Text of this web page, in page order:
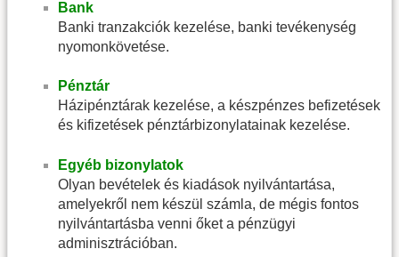
Bank
Banki tranzakciók kezelése, banki tevékenység
nyomonkövetése.
Pénztár
Házipénztárak kezelése, a készpénzes befizetések
és kifizetések pénztárbizonylatainak kezelése.
Egyéb bizonylatok
Olyan bevételek és kiadások nyilvántartása,
amelyekről nem készül számla, de mégis fontos
nyilvántartásba venni őket a pénzügyi
adminisztrációban.